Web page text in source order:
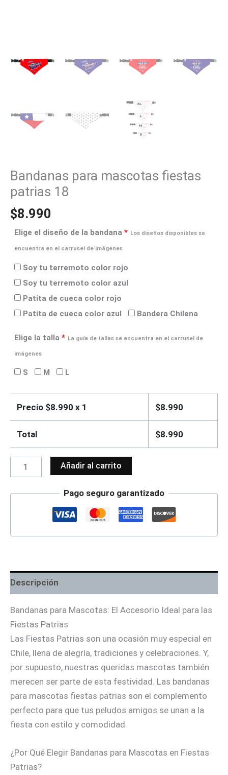
Bandanas para mascotas fiestas
patrias 18
$8.990
Elige el diseño de la bandana * Los diseños disponibles se
encuentra en el carrusel de imágenes
Soy tu terremoto color rojo
Soy tu terremoto color azul
Patita de cueca color rojo
Patita de cueca color azul
Bandera Chilena
Elige la talla * La guía de tallas se encuentra en el carrusel de
imágenes
S M L
Precio $8.990 x 1 $8.990
Total $8.990
Añadir al carrito
Pago seguro garantizado
Descripción
Bandanas para Mascotas: El Accesorio Ideal para las
Fiestas Patrias
Las Fiestas Patrias son una ocasión muy especial en
Chile, llena de alegría, tradiciones y celebraciones. Y,
por supuesto, nuestras queridas mascotas también
merecen ser parte de esta festividad. Las bandanas
para mascotas fiestas patrias son el complemento
perfecto para que tus peludos amigos se unan a la
fiesta con estilo y comodidad.
¿Por Qué Elegir Bandanas para Mascotas en Fiestas
Patrias?